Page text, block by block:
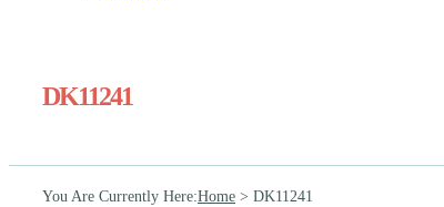
DK11241
You Are Currently Here:Home > DK11241